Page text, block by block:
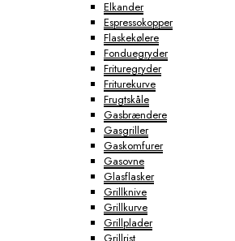
Elkander
Espressokopper
Flaskekølere
Fonduegryder
Frituregryder
Friturekurve
Frugtskåle
Gasbrændere
Gasgriller
Gaskomfurer
Gasovne
Glasflasker
Grillknive
Grillkurve
Grillplader